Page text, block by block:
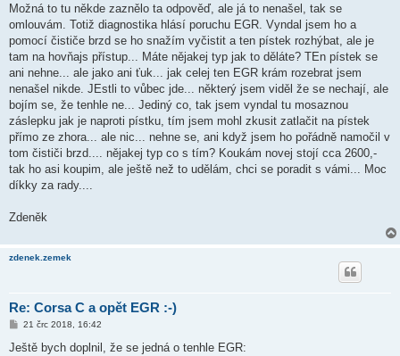
p
ě
e
k
Možná to tu někde zaznělo ta odpověď, ale já to nenašel, tak se
omlouvám. Totiž diagnostika hlásí poruchu EGR. Vyndal jsem ho a
pomocí čističe brzd se ho snažím vyčistit a ten pístek rozhýbat, ale je
tam na hovňajs přístup... Máte nějakej typ jak to děláte? TEn pístek se
ani nehne... ale jako ani ťuk... jak celej ten EGR krám rozebrat jsem
nenašel nikde. JEstli to vůbec jde... některý jsem viděl že se nechají, ale
bojím se, že tenhle ne... Jediný co, tak jsem vyndal tu mosaznou
záslepku jak je naproti pístku, tím jsem mohl zkusit zatlačit na pístek
přímo ze zhora... ale nic... nehne se, ani když jsem ho pořádně namočil v
tom čističi brzd.... nějakej typ co s tím? Koukám novej stojí cca 2600,-
tak ho asi koupim, ale ještě než to udělám, chci se poradit s vámi... Moc
díkky za rady....
Zdeněk
zdenek.zemek
Re: Corsa C a opět EGR :-)
P
í
21 črc 2018, 16:42
Ještě bych doplnil, že se jedná o tenhle EGR: